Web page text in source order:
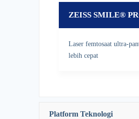
ZEISS SMILE®
Laser femtosaat ultra-
lebih cepat
Platform Teknologi